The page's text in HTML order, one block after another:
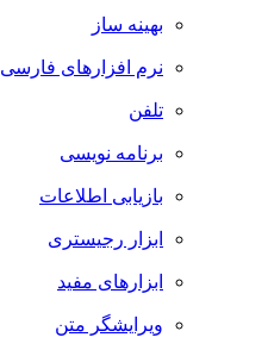
بهینه ساز
نرم افزارهای فارسی
تلفن
برنامه نویسی
بازیابی اطلاعات
ابزار رجیستری
ابزارهای مفید
ویرایشگر متن